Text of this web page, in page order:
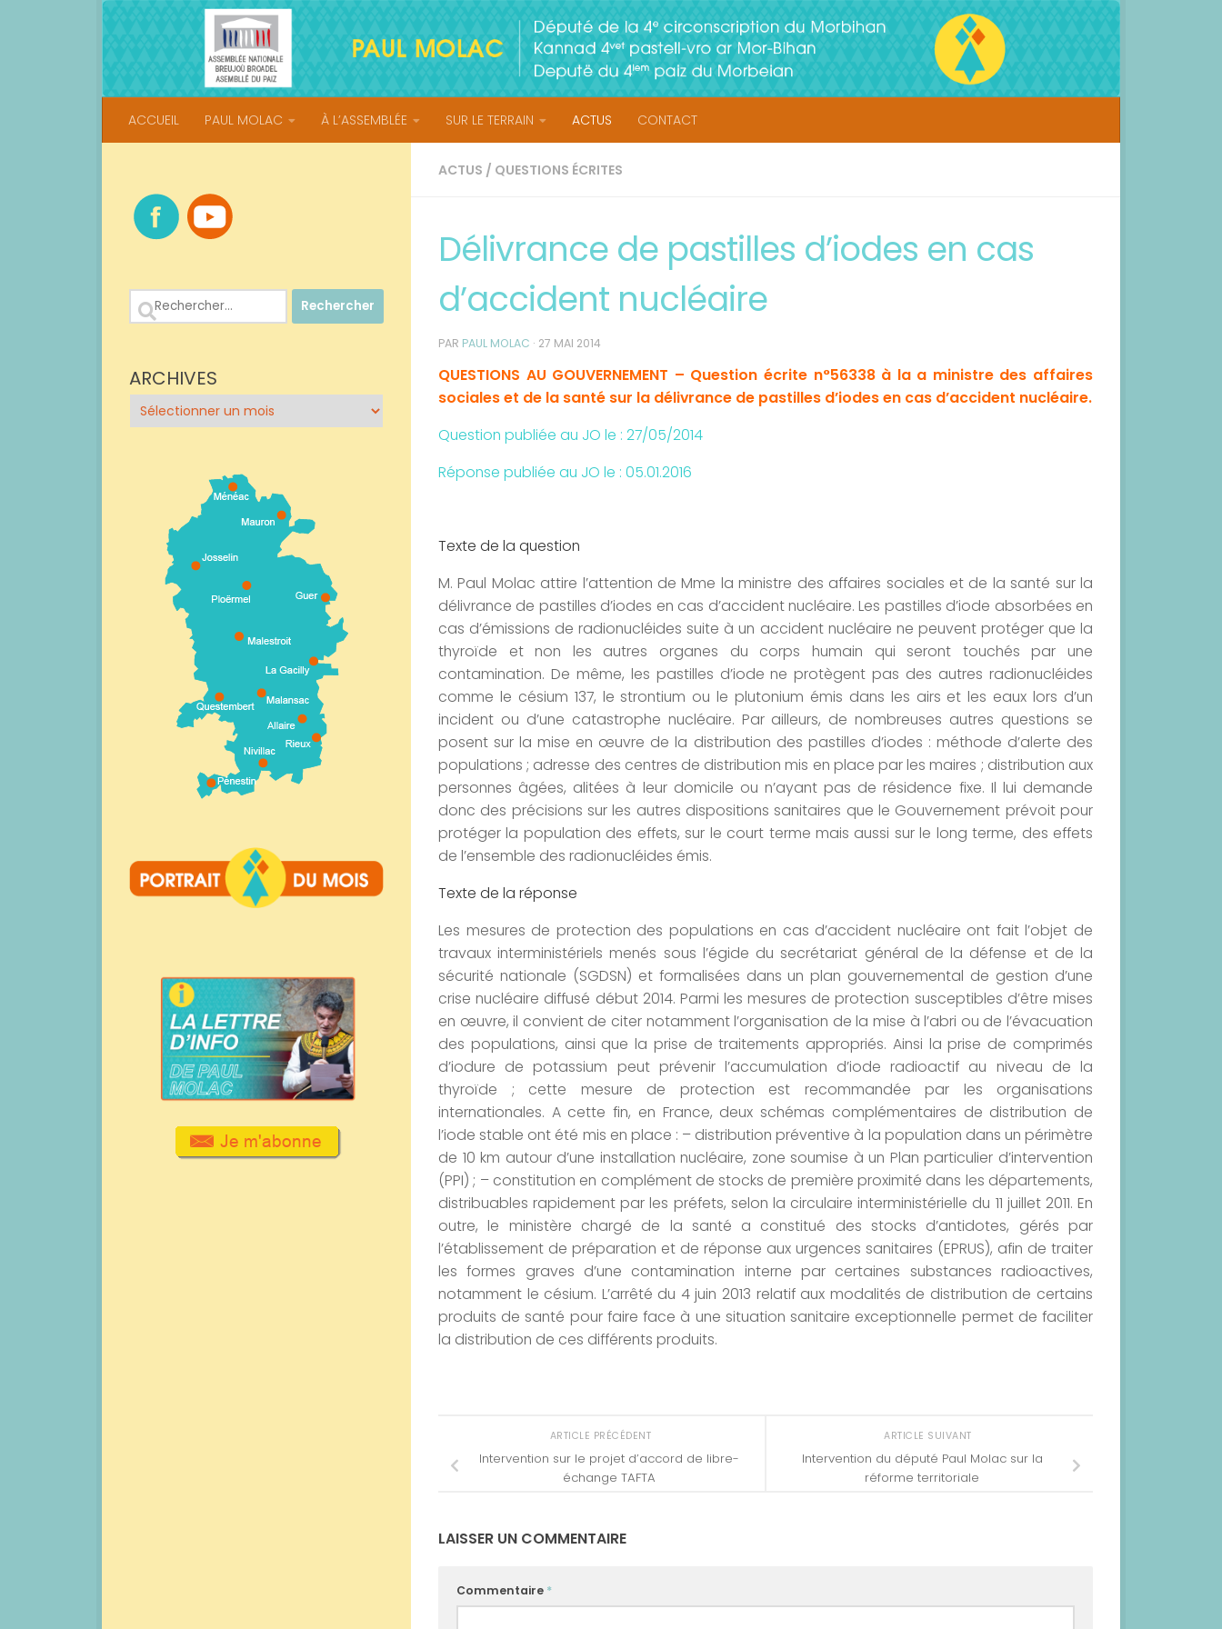
Skip to content
ACCUEIL PAUL MOLAC À L’ASSEMBLÉE SUR LE TERRAIN ACTUS CONTACT
ACTUS / QUESTIONS ÉCRITES
Délivrance de pastilles d’iodes en cas
d’accident nucléaire
PAR PAUL MOLAC · 27 MAI 2014
QUESTIONS AU GOUVERNEMENT – Question écrite n°56338 à la a ministre des affaires
sociales et de la santé sur la délivrance de pastilles d’iodes en cas d’accident nucléaire.
Question publiée au JO le : 27/05/2014
Réponse publiée au JO le : 05.01.2016
Texte de la question
M. Paul Molac attire l’attention de Mme la ministre des affaires sociales et de la santé sur la
délivrance de pastilles d’iodes en cas d’accident nucléaire. Les pastilles d’iode absorbées en
cas d’émissions de radionucléides suite à un accident nucléaire ne peuvent protéger que la
thyroïde et non les autres organes du corps humain qui seront touchés par une
contamination. De même, les pastilles d’iode ne protègent pas des autres radionucléides
comme le césium 137, le strontium ou le plutonium émis dans les airs et les eaux lors d’un
incident ou d’une catastrophe nucléaire. Par ailleurs, de nombreuses autres questions se
posent sur la mise en œuvre de la distribution des pastilles d’iodes : méthode d’alerte des
populations ; adresse des centres de distribution mis en place par les maires ; distribution aux
personnes âgées, alitées à leur domicile ou n’ayant pas de résidence fixe. Il lui demande
donc des précisions sur les autres dispositions sanitaires que le Gouvernement prévoit pour
protéger la population des effets, sur le court terme mais aussi sur le long terme, des effets
de l’ensemble des radionucléides émis.
Texte de la réponse
Les mesures de protection des populations en cas d’accident nucléaire ont fait l’objet de
travaux interministériels menés sous l’égide du secrétariat général de la défense et de la
sécurité nationale (SGDSN) et formalisées dans un plan gouvernemental de gestion d’une
crise nucléaire diffusé début 2014. Parmi les mesures de protection susceptibles d’être mises
en œuvre, il convient de citer notamment l’organisation de la mise à l’abri ou de l’évacuation
des populations, ainsi que la prise de traitements appropriés. Ainsi la prise de comprimés
d’iodure de potassium peut prévenir l’accumulation d’iode radioactif au niveau de la
thyroïde ; cette mesure de protection est recommandée par les organisations
internationales. A cette fin, en France, deux schémas complémentaires de distribution de
l’iode stable ont été mis en place : – distribution préventive à la population dans un périmètre
de 10 km autour d’une installation nucléaire, zone soumise à un Plan particulier d’intervention
(PPI) ; – constitution en complément de stocks de première proximité dans les départements,
distribuables rapidement par les préfets, selon la circulaire interministérielle du 11 juillet 2011. En
outre, le ministère chargé de la santé a constitué des stocks d’antidotes, gérés par
l’établissement de préparation et de réponse aux urgences sanitaires (EPRUS), afin de traiter
les formes graves d’une contamination interne par certaines substances radioactives,
notamment le césium. L’arrêté du 4 juin 2013 relatif aux modalités de distribution de certains
produits de santé pour faire face à une situation sanitaire exceptionnelle permet de faciliter
la distribution de ces différents produits.
ARTICLE SUIVANT
Intervention du député Paul Molac sur la
réforme territoriale
ARTICLE PRÉCÉDENT
Intervention sur le projet d’accord de libre-
échange TAFTA
LAISSER UN COMMENTAIRE
Commentaire *
Rechercher :
ARCHIVES
Archives